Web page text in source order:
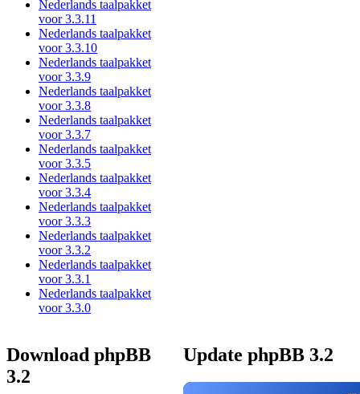
Nederlands taalpakket
voor 3.3.11
Nederlands taalpakket
voor 3.3.10
Nederlands taalpakket
voor 3.3.9
Nederlands taalpakket
voor 3.3.8
Nederlands taalpakket
voor 3.3.7
Nederlands taalpakket
voor 3.3.5
Nederlands taalpakket
voor 3.3.4
Nederlands taalpakket
voor 3.3.3
Nederlands taalpakket
voor 3.3.2
Nederlands taalpakket
voor 3.3.1
Nederlands taalpakket
voor 3.3.0
Download phpBB
3.2
Update phpBB 3.2